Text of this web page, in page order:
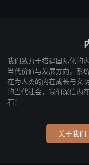
我们致力于搭建国际化的
当代价值与发展方向，系
在为人类的内在成长与文
的当代社会，我们深信内
石！
关于我们